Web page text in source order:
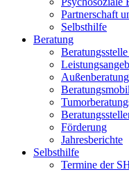
Partnerschaft
Selbsthilfe
Beratung
Außenberatung
Beratungsmobil
Förderung
Jahresberichte
Selbsthilfe
Termine der